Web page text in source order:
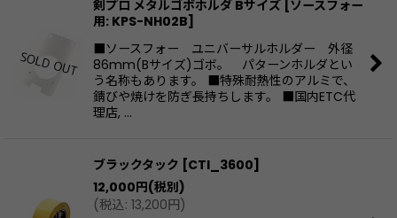
剣プロ メタルゴボホルダ Bサイズ [ソースフォー
用: KPS-NH02B]
■ソースフォー ユニバーサルホルダー 外径
86mm(Bサイズ)ゴボ。 パターンホルダとい
う名称もあります。 ■特殊耐熱性のアルミで、
錆びや焼けを防ぎ長持ちします。 ■国内ETC代
理店, …
ブラックタック [CTI_3600]
12,000円(税別)
(税込: 13,200円)